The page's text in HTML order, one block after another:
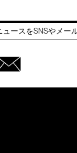
ースをSNSやメー
員